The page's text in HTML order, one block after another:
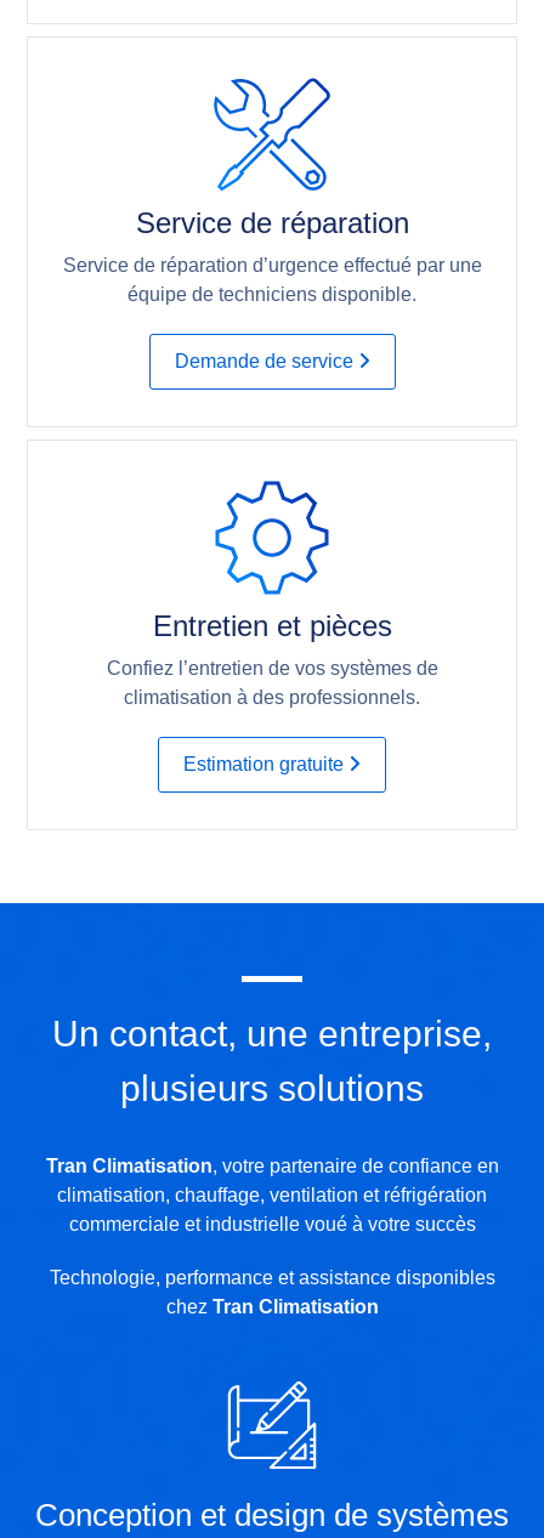
Service de réparation
Service de réparation d’urgence effectué par une
équipe de techniciens disponible.
Demande de service
Entretien et pièces
Confiez l’entretien de vos systèmes de
climatisation à des professionnels.
Estimation gratuite
Un contact, une entreprise,
plusieurs solutions
Tran Climatisation, votre partenaire de confiance en
climatisation, chauffage, ventilation et réfrigération
commerciale et industrielle voué à votre succès
Technologie, performance et assistance disponibles
chez Tran Climatisation
Conception et design de systèmes